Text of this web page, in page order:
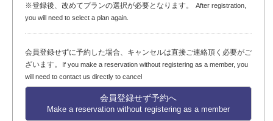
※登録後、改めてプランの選択が必要となります。
After registration,
you will need to select a plan again.
会員登録せずに予約した場合、キャンセルは直接ご連絡頂く必要がご
ざいます。
If you make a reservation without registering as a member, you
will need to contact us directly to cancel
会員登録せず予約へ
Make a reservation without registering as a member